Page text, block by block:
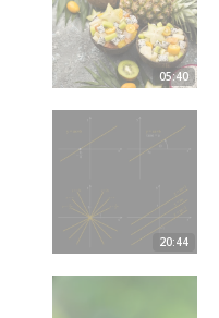
05:40
20:44